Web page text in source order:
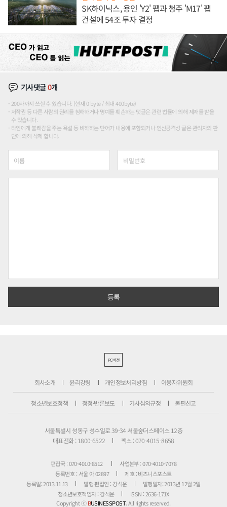
SK하이닉스, 용인 'Y2' 팹과 청주 'M17' 팹
건설에 54조 투자 결정
기사댓글0개
200자까지 쓰실 수 있습니다. (현재 0 byte / 최대 400byte)
저작권 등 다른 사람의 권리를 침해하거나 명예를 훼손하는 댓글은 관련 법률에 의해 제재를 받을
수 있습니다.
타인에게 불쾌감을 주는 욕설 등 비하하는 단어가 내용에 포함되거나 인신공격성 글은 관리자의 판
단에 의해 삭제 합니다.
PC버전
회사소개 윤리강령 개인정보처리방침 이용자위원회
청소년보호정책 정정·반론보도 기사심의규정 불편신고
서울특별시 성동구 성수일로 39-34 서울숲더스페이스 12층
대표전화 : 1800-6522
팩스 : 070-4015-8658
편집국 : 070-4010-8512
사업본부 : 070-4010-7078
등록번호 : 서울 아 02897
제호 : 비즈니스포스트
등록일: 2013.11.13
발행·편집인 : 강석운
발행일자: 2013년 12월 2일
청소년보호책임자 : 강석운
ISSN : 2636-171X
Copyright ⓒBUSINESSPOST. All rights reserved.